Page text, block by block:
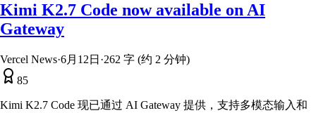
Kimi K2.7 Code now available on AI
Gateway
Vercel News·6月12日 ·262 字 (约 2 分钟)
85
Kimi K2.7 Code 现已通过 AI Gateway 提供，支持多模态输入和